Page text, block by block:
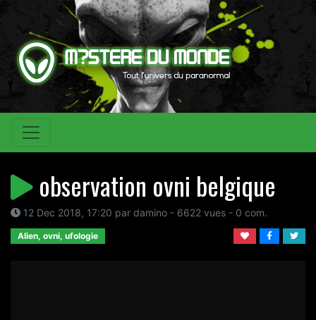
observation ovni belgique
12 Dec 2018, 17:20 par damino - 6622 vues - 0 com.
Alien, ovni, ufologie